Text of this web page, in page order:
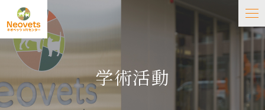
学術活動